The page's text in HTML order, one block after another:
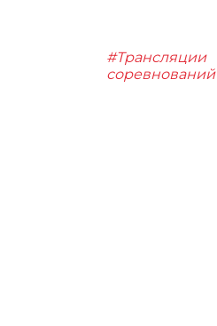
#Трансляции
соревнований